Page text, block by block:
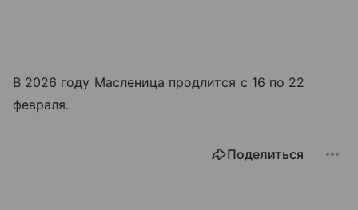
В 2026 году Масленица продлится с 16 по 22
февраля.
Поделиться